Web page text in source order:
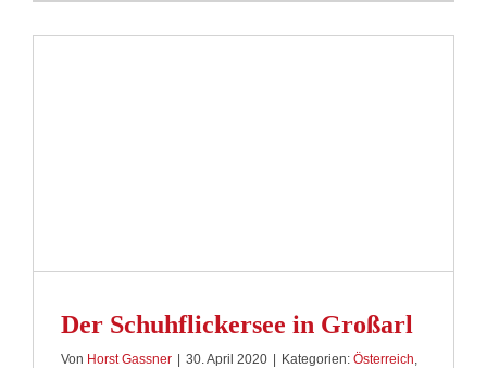
Der Schuhflickersee in Großarl
Von Horst Gassner | 30. April 2020 | Kategorien: Österreich